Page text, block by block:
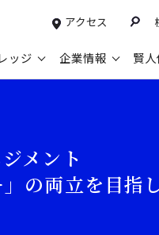
アクセス
ッジ 企業情報 賢
支援
ループ・グローバル経営管理
配信中のセミナーアーカイブ
経営企画・事業戦略
トップメッセージ
メディア掲載
メント
の両立を目指